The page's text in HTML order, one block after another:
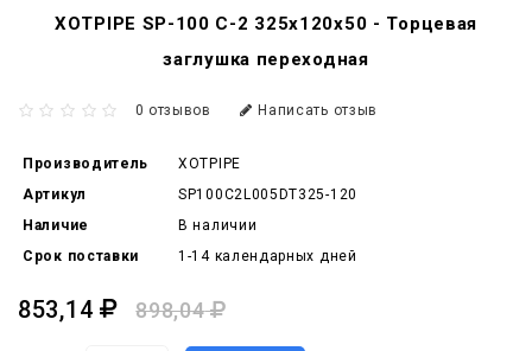
XOTPIPE SP-100 C-2 325x120x50 - Торцевая
заглушка переходная
0 отзывов Написать отзыв
Производитель
XOTPIPE
Артикул
SP100C2L005DT325-120
Наличие
В наличии
Срок поставки
1-14 календарных дней
853,14 898,04